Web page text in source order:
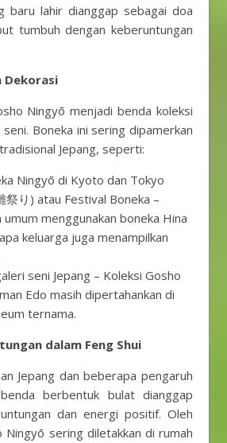
baru lahir dianggap sebagai doa
tumbuh dengan keberuntungan
Dekorasi
Ningyō menjadi benda koleksi
Boneka ini sering dipamerkan
Jepang, seperti:
Ningyō di Kyoto dan Tokyo
祭り) atau Festival Boneka –
umum menggunakan boneka Hina
keluarga juga menampilkan
seni Jepang – Koleksi Gosho
Edo masih dipertahankan di
ternama.
dalam Feng Shui
Jepang dan beberapa pengaruh
berbentuk bulat dianggap
dan energi positif. Oleh
Ningyō sering diletakkan di rumah